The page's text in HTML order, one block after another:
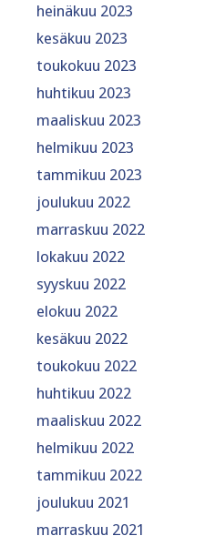
heinäkuu 2023
kesäkuu 2023
toukokuu 2023
huhtikuu 2023
maaliskuu 2023
helmikuu 2023
tammikuu 2023
joulukuu 2022
marraskuu 2022
lokakuu 2022
syyskuu 2022
elokuu 2022
kesäkuu 2022
toukokuu 2022
huhtikuu 2022
maaliskuu 2022
helmikuu 2022
tammikuu 2022
joulukuu 2021
marraskuu 2021